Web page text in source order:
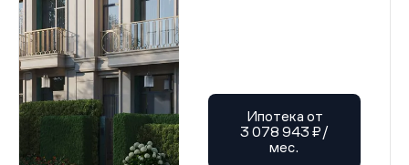
Ипотека от
3 078 943 ₽/
мес.